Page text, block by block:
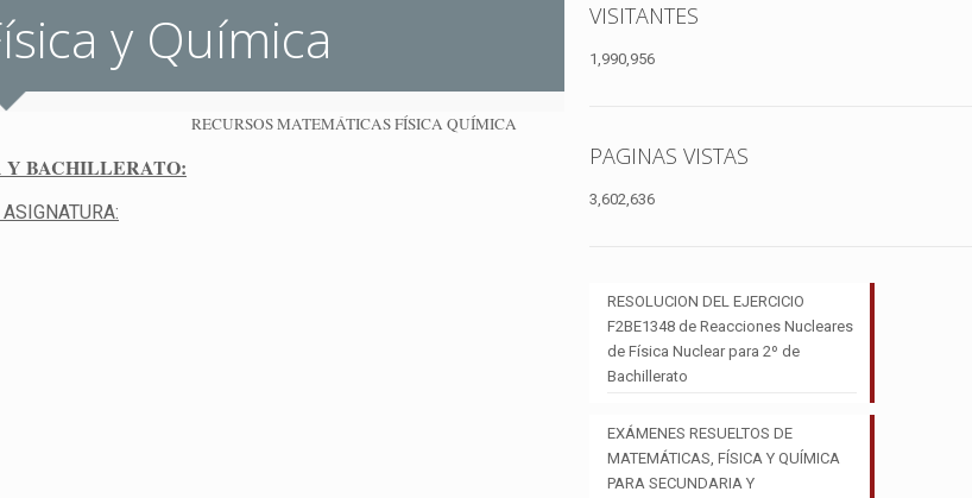
y Química
RECURSOS MATEMÁTICAS FÍSICA QUÍMICA
BACHILLERATO:
VISITANTES
1,990,956
PAGINAS VISTAS
3,602,636
RESOLUCION DEL EJERCICIO
F2BE1348 de Reacciones Nucleares
de Física Nuclear para 2º de
Bachillerato
EXÁMENES RESUELTOS DE
MATEMÁTICAS, FÍSICA Y QUÍMICA
PARA SECUNDARIA Y